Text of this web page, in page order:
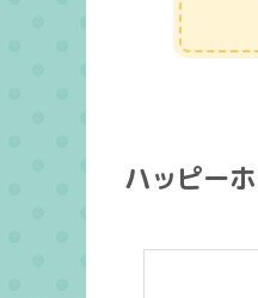
ハッピー